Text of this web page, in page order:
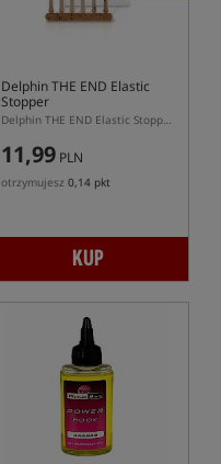
Delphin THE END Elastic
Stopper
Delphin THE END Elastic Stopper – elastyczne stopery do przynęt karpiowych
11,99 PLN
otrzymujesz 0,14 pkt
KUP